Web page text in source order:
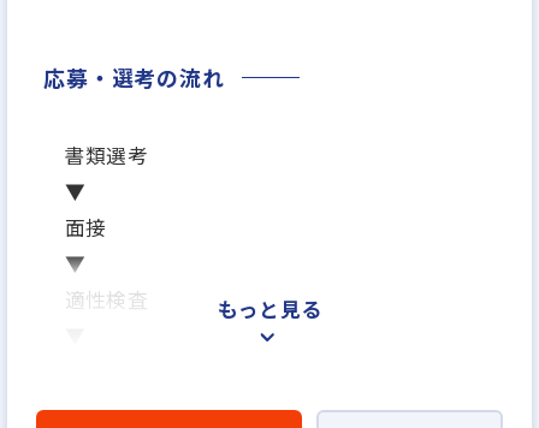
応募・選考の流れ
書類選考
▼
面接
▼
適性検査
※面接は場合により2回になる可能性がござ
もっと見る